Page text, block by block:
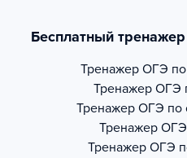
Бесплатный
Тренажер ОГЭ по
Тренажер ОГЭ
Тренажер ОГЭ по
Тренажер ОГЭ
Тренажер ОГЭ